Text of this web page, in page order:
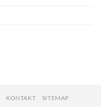
KONTAKT SITEMAP